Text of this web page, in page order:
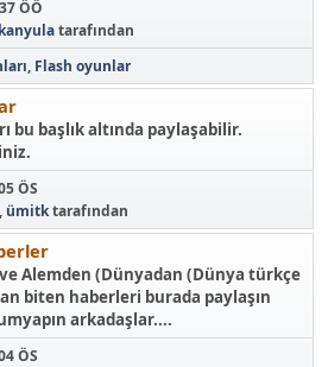
ÖÖ
tarafından
Flash oyunlar
bu başlık altında paylaşabilir.
ÖS
, ümitktarafından
Alemden (Dünyadan (Dünya türkçe
biten haberleri burada paylaşın
arkadaşlar....
ÖS